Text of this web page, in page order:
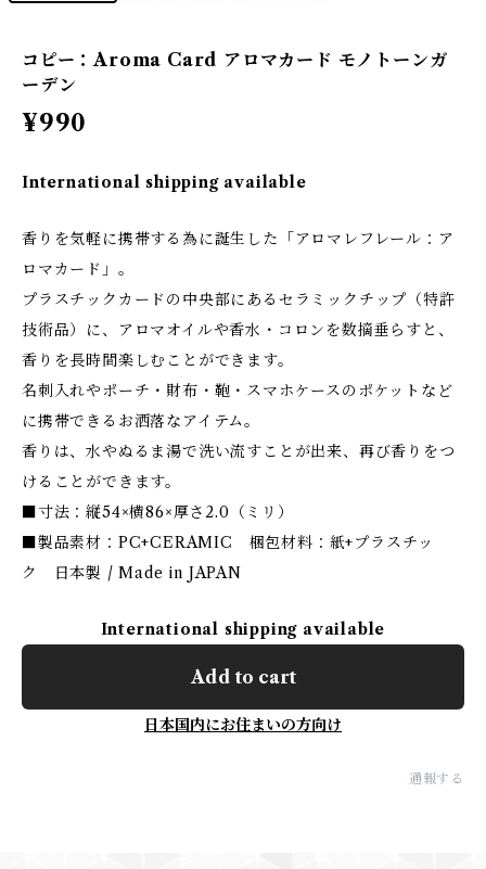
コピー：Aroma Card アロマカード モノトーンガ
ーデン
¥990
International shipping available
香りを気軽に携帯する為に誕生した「アロマレフレール：ア
ロマカード」。
プラスチックカードの中央部にあるセラミックチップ（特許
技術品）に、アロマオイルや香水・コロンを数摘垂らすと、
香りを長時間楽しむことができます。
名刺入れやポーチ・財布・鞄・スマホケースのポケットなど
に携帯できるお洒落なアイテム。
香りは、水やぬるま湯で洗い流すことが出来、再び香りをつ
けることができます。
■寸法：縦54×横86×厚さ2.0（ミリ）
■製品素材：PC+CERAMIC 梱包材料：紙+プラスチッ
ク 日本製 / Made in JAPAN
International shipping available
Add to cart
日本国内にお住まいの方向け
通報する